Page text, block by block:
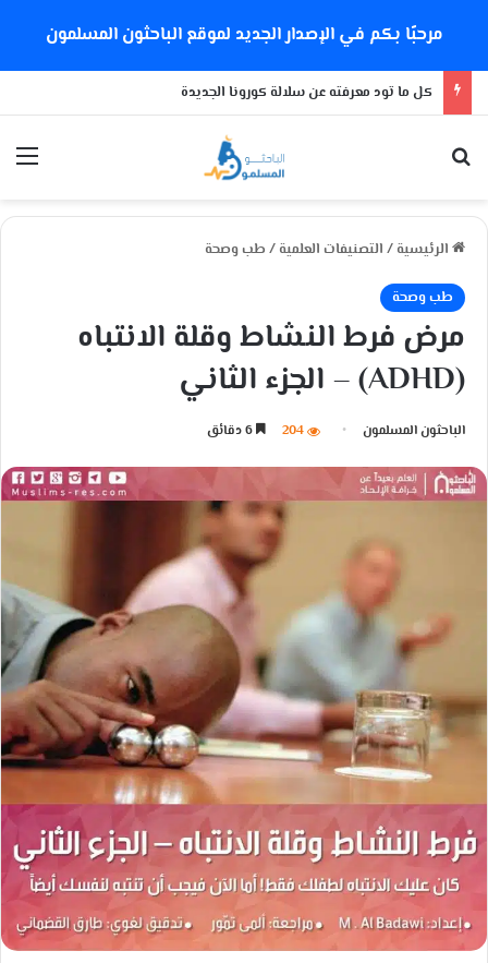
مرحبًا بكم في الإصدار الجديد لموقع الباحثون المسلمون
كل ما تود معرفته عن سلالة كورونا الجديدة
الرئيسية / التصنيفات العلمية / طب وصحة
طب وصحة
مرض فرط النشاط وقلة الانتباه
(ADHD) – الجزء الثاني
الباحثون المسلمون 204